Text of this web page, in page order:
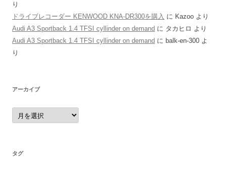
り
ドライブレコーダー KENWOOD KNA-DR300を購入 に Kazoo より
Audi A3 Sportback 1.4 TFSI cyllinder on demand に タカヒロ より
Audi A3 Sportback 1.4 TFSI cyllinder on demand に balk-en-300 よ
り
アーカイブ
ア
ー
カ
タグ